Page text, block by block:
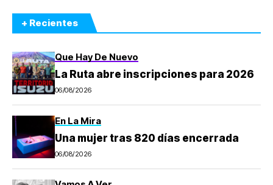
+ Recientes
Que Hay De Nuevo
La Ruta abre inscripciones para 2026
06/08/2026
En La Mira
Una mujer tras 820 días encerrada
06/08/2026